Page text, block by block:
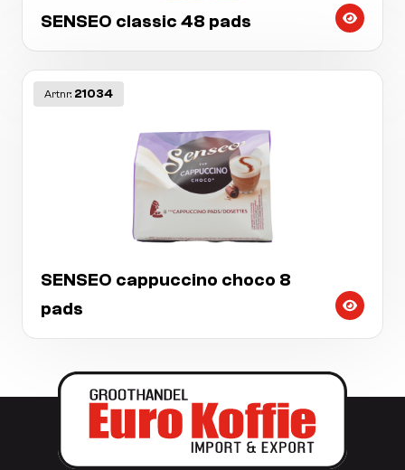
SENSEO classic 48 pads
Artnr: 21034
SENSEO cappuccino choco 8
pads